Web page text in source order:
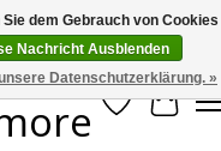
Ihr
dem Gebrauch von Cookies
Nachricht Ausblenden
Datenschutzerklärung. »